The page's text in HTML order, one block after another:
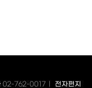
02-762-0017 | 전자편지